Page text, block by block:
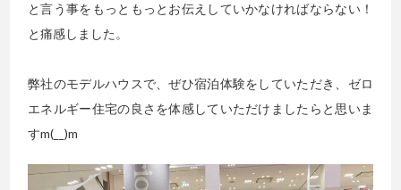
と言う事をもっともっとお伝えしていかなければならない！
と痛感しました。
弊社のモデルハウスで、ぜひ宿泊体験をしていただき、ゼロ
エネルギー住宅の良さを体感していただけましたらと思いま
すm(__)m